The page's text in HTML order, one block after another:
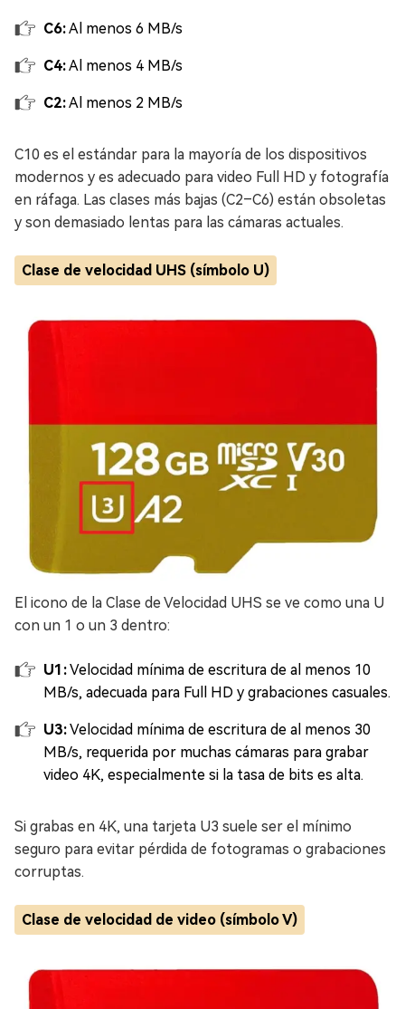
C6:Al menos 6 MB/s
C4:Al menos 4 MB/s
C2:Al menos 2 MB/s
C10 es el estándar para la mayoría de los dispositivos
modernos y es adecuado para video Full HD y fotografía
en ráfaga. Las clases más bajas (C2–C6) están obsoletas
y son demasiado lentas para las cámaras actuales.
Clase de velocidad UHS (símbolo U)
El icono de la Clase de Velocidad UHS se ve como una U
con un 1 o un 3 dentro:
U1:Velocidad mínima de escritura de al menos 10
MB/s, adecuada para Full HD y grabaciones casuales.
U3:Velocidad mínima de escritura de al menos 30
MB/s, requerida por muchas cámaras para grabar
video 4K, especialmente si la tasa de bits es alta.
Si grabas en 4K, una tarjeta U3 suele ser el mínimo
seguro para evitar pérdida de fotogramas o grabaciones
corruptas.
Clase de velocidad de video (símbolo V)